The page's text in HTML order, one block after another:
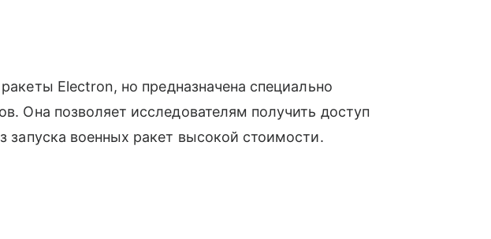
Electron, но предназначена специально
Она позволяет исследователям получить доступ
запуска военных ракет высокой стоимости.